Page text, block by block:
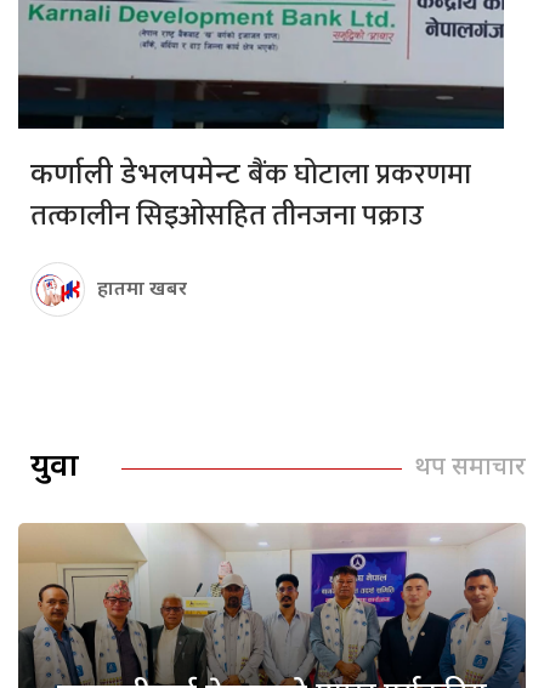
कर्णाली डेभलपमेन्टबैंक घोटाला प्रकरणमा
तत्कालीन सिइओसहित तीनजना पक्राउ
हातमा खबर
युवा थप समाचार